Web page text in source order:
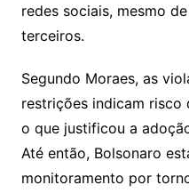
redes sociais, mesmo
terceiros.
Segundo Moraes, as
restrições indicam risco
o que justificou a
Até então, Bolsonaro
monitoramento por